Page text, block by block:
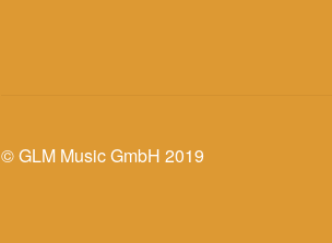
© GLM Music GmbH 2019